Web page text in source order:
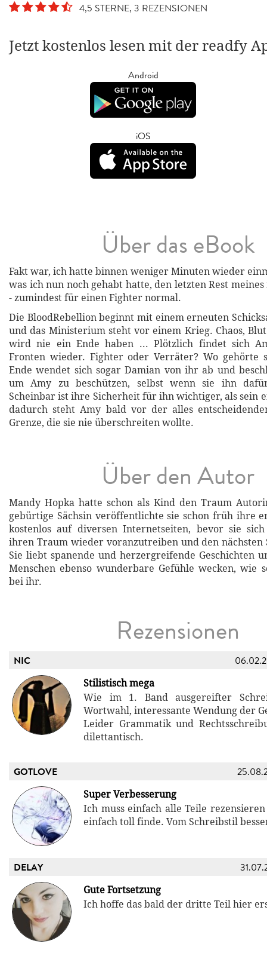
4,5 STERNE, 3 REZENSIONEN
Jetzt kostenlos lesen mit der readfy
Android
iOS
Über das eBook
Fakt war, ich hatte binnen weniger Minuten wieder
was ich nun noch gehabt hatte, den letzten Rest
- zumindest für einen Fighter normal.
Die BloodRebellion beginnt mit einem erneuten
und das Ministerium steht vor einem Krieg. Chaos,
wird nie ein Ende haben ... Plötzlich findet sich
Fronten wieder. Fighter oder Verräter? Wo gehörte
Ende wendet sich sogar Damian von ihr ab und
um Amy zu beschützen, selbst wenn sie ihn
Scheinbar ist ihre Sicherheit für ihn wichtiger, als sein
dadurch steht Amy bald vor der alles
Grenze, die sie nie überschreiten wollte.
Über den Autor
Mandy Hopka hatte schon als Kind den Traum
gebürtige Sächsin veröffentlichte sie schon früh ihre
kostenlos auf diversen Internetseiten, bevor sie sich
ihren Traum wieder voranzutreiben und den nächsten
Sie liebt spanende und herzergreifende Geschichten
Menschen ebenso wunderbare Gefühle wecken, wie
bei ihr.
Rezensionen
NIC
Stilistisch mega
Wie im 1. Band ausgereifter
Wortwahl, interessante Wendung der
Leider Grammatik und
dilettantisch.
GOTLOVE
Super Verbesserung
Ich muss einfach alle Teile
einfach toll finde. Vom Schreibstil
DELAY
Gute Fortsetzung
Ich hoffe das bald der dritte Teil hier